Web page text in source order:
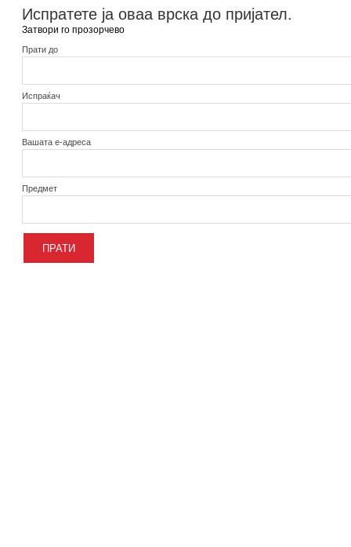
Испратете ја оваа врска до пријател.
Затвори го прозорчево
Прати до
Испраќач
Вашата е-адреса
Предмет
ПРАТИ